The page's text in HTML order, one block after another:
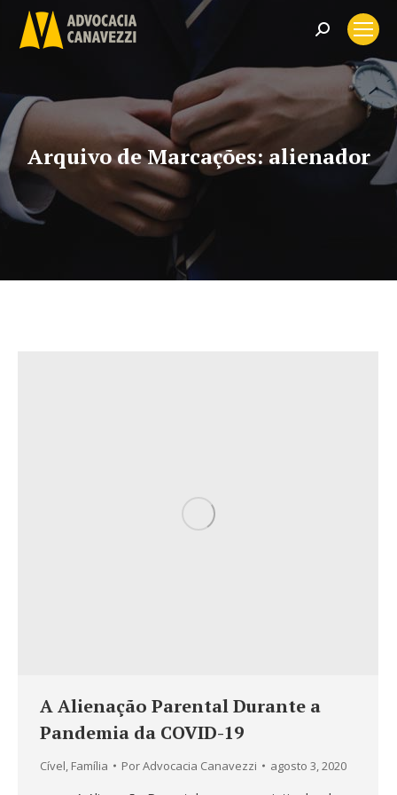
Search:
Arquivo de Marcações: alienador
A Alienação Parental Durante a
Pandemia da COVID-19
Cível Família PorAdvocacia Canavezzi agosto 3, 2020